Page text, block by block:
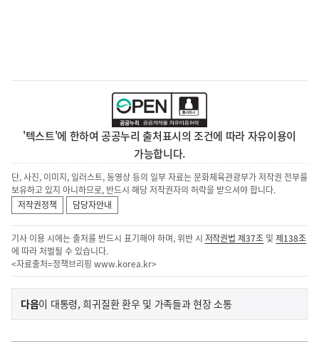
'텍스트'에 한하여 공공누리 출처표시의 조건에 따라 자유이용이
가능합니다.
단, 사진, 이미지, 일러스트, 동영상 등의 일부 자료는 문화체육관광부가 저작권 전부를
보유하고 있지 아니하므로, 반드시 해당 저작권자의 허락을 받으셔야 합니다.
저작권정책
담당자안내
기사 이용 시에는 출처를 반드시 표기해야 하며, 위반 시 저작권법 제37조 및제138조
에 따라 처벌될 수 있습니다.
<자료출처=정책브리핑 www.korea.kr>
이
전
다음기
이 대통령, 희귀질환 환우 및 가족들과 현장 소통